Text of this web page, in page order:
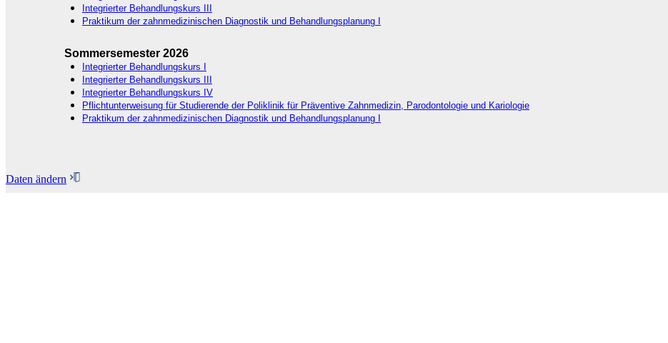
Integrierter Behandlungskurs III
Praktikum der zahnmedizinischen Diagnostik und Behandlungsplanung I
Sommersemester 2026
Integrierter Behandlungskurs I
Integrierter Behandlungskurs III
Integrierter Behandlungskurs IV
Pflichtunterweisung für Studierende der Poliklinik für Präventive Zahnmedizin, Parodontologie und Kariologie
Praktikum der zahnmedizinischen Diagnostik und Behandlungsplanung I
Daten ändern